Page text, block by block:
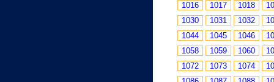
1016
1017 1018
1030
1031 1032
1044
1045 1046
1058
1059 1060
1072
1073 1074